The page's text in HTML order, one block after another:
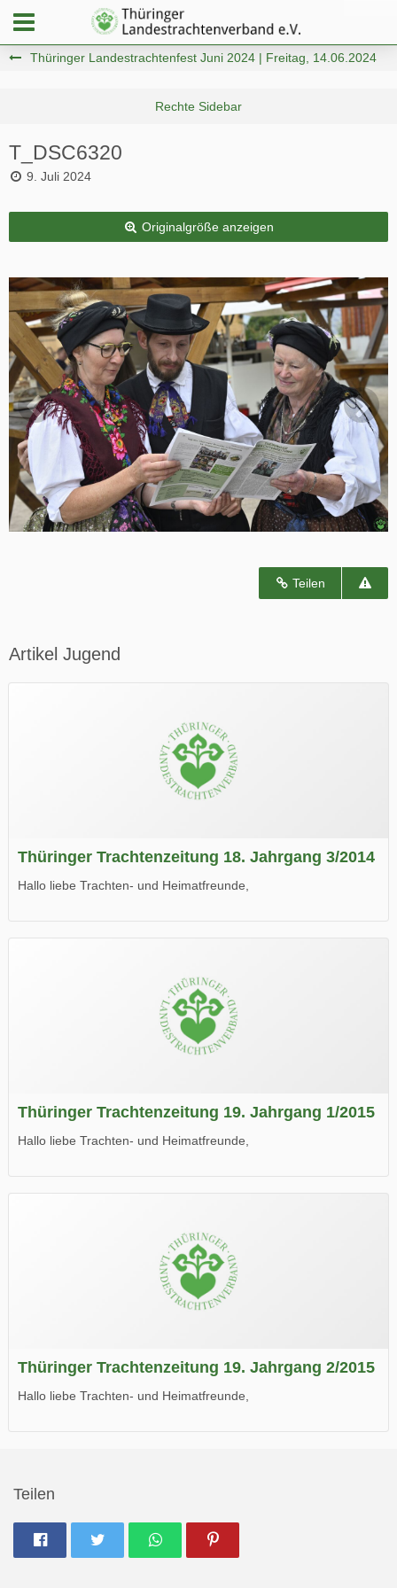
Thüringer Landestrachtenfest Juni 2024 | Freitag, 14.06.2024
T_DSC6320
9. Juli 2024
Originalgröße anzeigen
Teilen
Artikel Jugend
Thüringer Trachtenzeitung 18. Jahrgang 3/2014
Hallo liebe Trachten- und Heimatfreunde,
Wir wünschen Euch viel Spaß beim Lesen.
Thüringer Trachtenzeitung 19. Jahrgang 1/2015
Hallo liebe Trachten- und Heimatfreunde,
Wir wünschen Euch viel Spaß beim Lesen.
Thüringer Trachtenzeitung 19. Jahrgang 2/2015
Hallo liebe Trachten- und Heimatfreunde,
Teilen